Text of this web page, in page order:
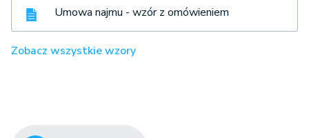
Umowa najmu - wzór z omówieniem
Zobacz wszystkie wzory